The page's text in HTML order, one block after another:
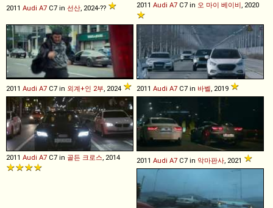
2011 Audi A7 C7 in 선산, 2024-?? 2011 Audi A7 C7 in 오 마이 베이비, 2020
2011 Audi A7 C7 in 외계+인 2부, 2024 2011 Audi A7 C7 in 바벨, 2019
2011 Audi A7 C7 in 골든 크로스, 2014 2011 Audi A7 C7 in 악마판사, 2021